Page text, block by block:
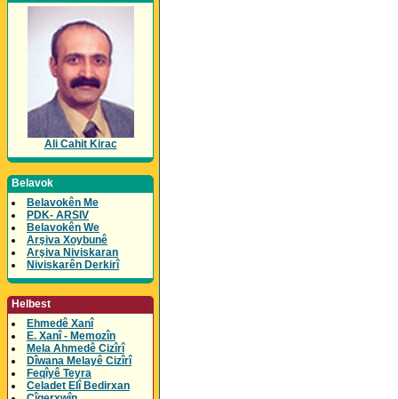
Ali Cahit Kirac
Belavok
Belavokên Me
PDK- ARSIV
Belavokên We
Arşiva Xoybunê
Arşiva Niviskaran
Niviskarên Derkirî
Helbest
Ehmedê Xanî
E. Xanî - Memozîn
Mela Ahmedê Cizîrî
Dîwana Melayê Cizîrî
Feqîyê Teyra
Celadet Elî Bedirxan